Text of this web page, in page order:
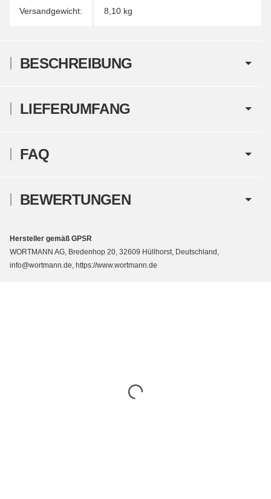
Versandgewicht: 8,10 kg
BESCHREIBUNG
LIEFERUMFANG
FAQ
BEWERTUNGEN
Hersteller gemäß GPSR
WORTMANN AG, Bredenhop 20, 32609 Hüllhorst, Deutschland,
info@wortmann.de, https://www.wortmann.de